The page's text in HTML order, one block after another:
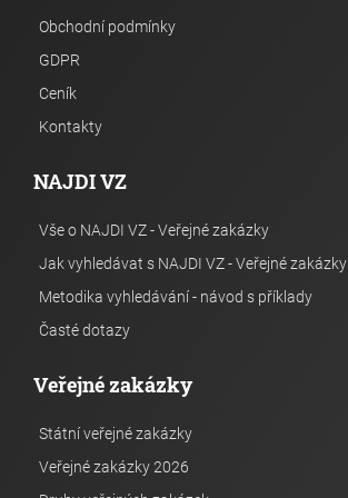
Obchodní podmínky
GDPR
Ceník
Kontakty
NAJDI VZ
Vše o NAJDI VZ - Veřejné zakázky
Jak vyhledávat s NAJDI VZ - Veřejné zakázky
Metodika vyhledávání - návod s příklady
Časté dotazy
Veřejné zakázky
Státní veřejné zakázky
Veřejné zakázky 2026